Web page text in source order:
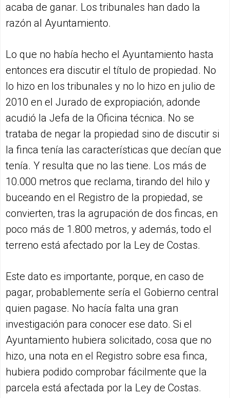
acaba de ganar. Los tribunales han dado la
razón al Ayuntamiento.
Lo que no había hecho el Ayuntamiento hasta
entonces era discutir el título de propiedad. No
lo hizo en los tribunales y no lo hizo en julio de
2010 en el Jurado de expropiación, adonde
acudió la Jefa de la Oficina técnica. No se
trataba de negar la propiedad sino de discutir si
la finca tenía las características que decían que
tenía. Y resulta que no las tiene. Los más de
10.000 metros que reclama, tirando del hilo y
buceando en el Registro de la propiedad, se
convierten, tras la agrupación de dos fincas, en
poco más de 1.800 metros, y además, todo el
terreno está afectado por la Ley de Costas.
Este dato es importante, porque, en caso de
pagar, probablemente sería el Gobierno central
quien pagase. No hacía falta una gran
investigación para conocer ese dato. Si el
Ayuntamiento hubiera solicitado, cosa que no
hizo, una nota en el Registro sobre esa finca,
hubiera podido comprobar fácilmente que la
parcela está afectada por la Ley de Costas.